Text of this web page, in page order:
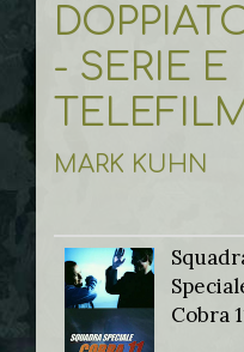
- SERIE E
MARK KUHN
Cobra